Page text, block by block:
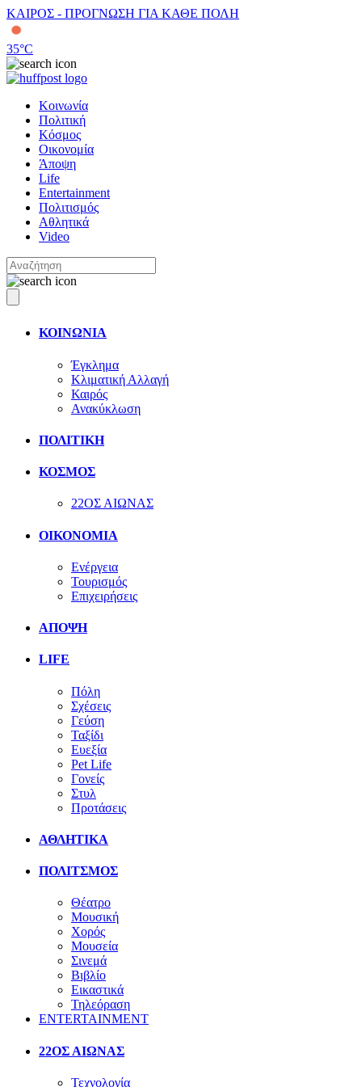
ΚΑΙΡΟΣ - ΠΡΟΓΝΩΣΗ ΓΙΑ ΚΑΘΕ ΠΟΛΗ
35°C
Κοινωνία
Πολιτική
Κόσμος
Οικονομία
Άποψη
Life
Entertainment
Πολιτισμός
Αθλητικά
Video
ΚΟΙΝΩΝΙΑ
Έγκλημα
Κλιματική Αλλαγή
Καιρός
Ανακύκλωση
ΠΟΛΙΤΙΚΗ
ΚΟΣΜΟΣ
22ΟΣ ΑΙΩΝΑΣ
ΟΙΚΟΝΟΜΙΑ
Ενέργεια
Τουρισμός
Επιχειρήσεις
ΑΠΟΨΗ
LIFE
Πόλη
Σχέσεις
Γεύση
Ταξίδι
Ευεξία
Pet Life
Γονείς
Στυλ
Προτάσεις
ΑΘΛΗΤΙΚΑ
ΠΟΛΙΤΣΜΟΣ
Θέατρο
Μουσική
Χορός
Μουσεία
Σινεμά
Βιβλίο
Εικαστικά
Τηλεόραση
ENTERTAINMENT
22ΟΣ ΑΙΩΝΑΣ
Τεχνολογία